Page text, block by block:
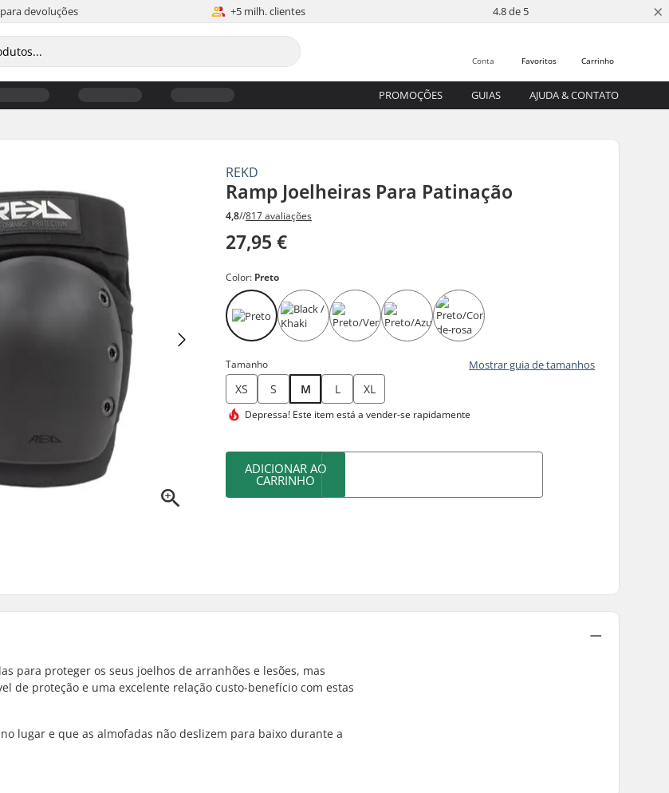
devoluções +5 milh. clientes 4.8 de 5 ×
Carrinho
Favoritos
Conta
PROMOÇÕES GUIAS AJUDA & CONTATO
REKD
Ramp Joelheiras Para Patinação
4,8//817 avaliações
27,95 €
Color: Preto
Tamanho Mostrar guia de tamanhos
XS S M L XL
Depressa! Este item está avender-se rapidamente
ADICIONAR AO
CARRINHO
para proteger os seus joelhos de arranhões e lesões, mas
de proteção e uma excelente relação custo-benefício com estas
lugar e que as almofadas não deslizem para baixo durante a